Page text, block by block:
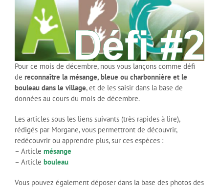
Pour ce mois de décembre, nous vous lançons comme défi
de reconnaître la mésange, bleue ou charbonnière et le
bouleau dans le village, et de les saisir dans la base de
données au cours du mois de décembre.
Les articles sous les liens suivants (très rapides à lire),
rédigés par Morgane, vous permettront de découvrir,
redécouvrir ou apprendre plus, sur ces espèces :
– Article mésange
– Article bouleau
Vous pouvez également déposer dans la base des photos des